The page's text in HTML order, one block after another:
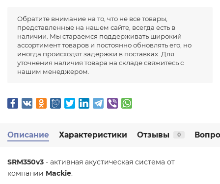
Обратите внимание на то, что не все товары,
представленные на нашем сайте, всегда есть в
наличии. Мы стараемся поддерживать широкий
ассортимент товаров и постоянно обновлять его, но
иногда происходят задержки в поставках. Для
уточнения наличия товара на складе свяжитесь с
нашим менеджером.
Описание Характеристики Отзывы 0
SRM350v3 - активная акустическая система от
компании Mackie.